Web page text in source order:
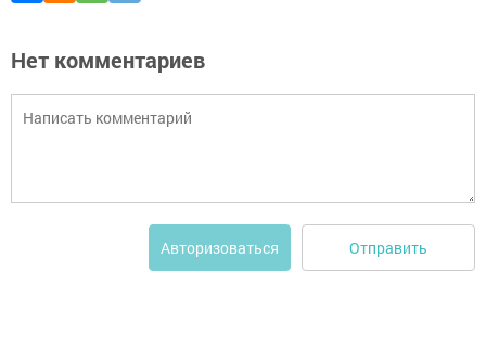
Нет комментариев
Авторизоваться Отправить